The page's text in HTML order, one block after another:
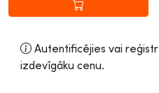
Autentificējies vai
izdevīgāku cenu.